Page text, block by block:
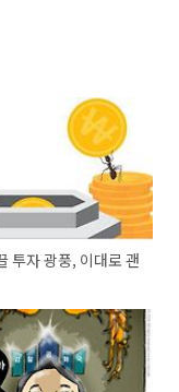
투자 광풍, 이대로 괜